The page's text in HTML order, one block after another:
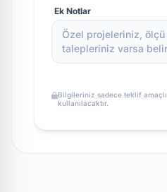
Ek Notlar
Bilgileriniz sadece teklif amaçlı
kullanılacaktır.